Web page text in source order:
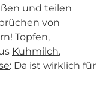
und teilen
von
Topfen,
Kuhmilch,
: Da ist wirklich für